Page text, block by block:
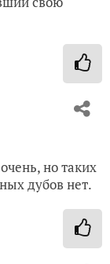
но таких
дубов нет.